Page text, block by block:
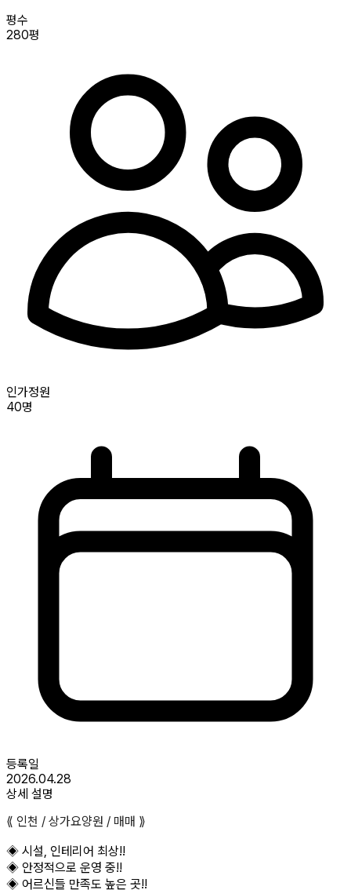
평수
280평
인가정원
40명
등록일
2026.04.28
상세 설명
⟪ 인천 / 상가요양원 / 매매 ⟫
◈ 시설, 인테리어 최상!!
◈ 안정적으로 운영 중!!
◈ 어르신들 만족도 높은 곳!!